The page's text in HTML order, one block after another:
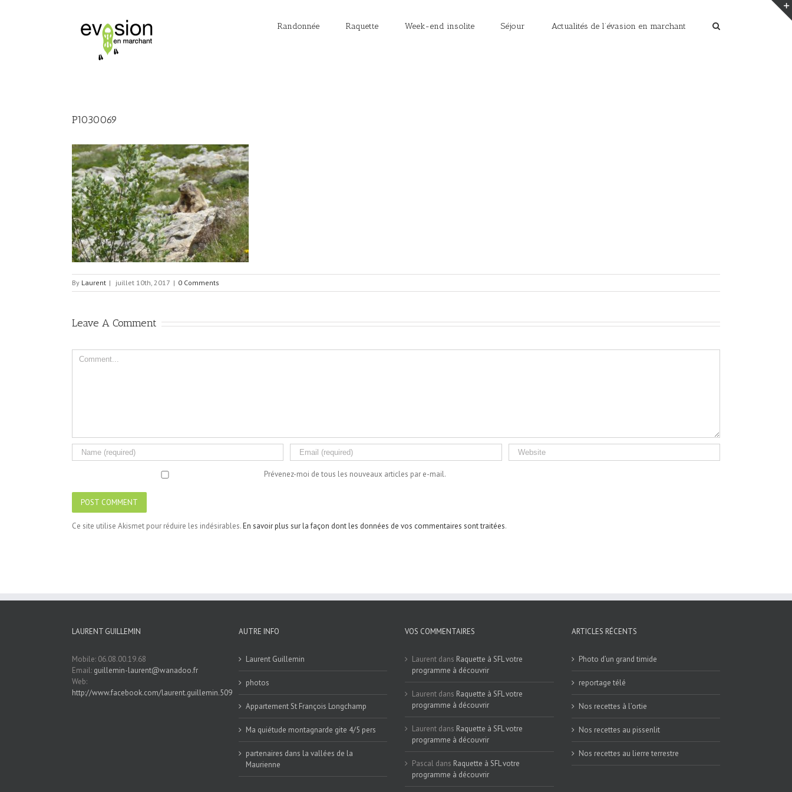
Randonnée Raquette Week-end insolite Séjour Actualités de l’évasion en marchant
P1030069
By Laurent | juillet 10th, 2017 | 0 Comments
Leave A Comment
Comment
Prévenez-moi de tous les nouveaux articles par e-mail.
Ce site utilise Akismet pour réduire les indésirables.En savoir plus sur la façon dont les données de vos commentaires sont traitées.
LAURENT GUILLEMIN
Mobile: 06.08.00.19.68
Email: guillemin-laurent@wanadoo.fr
Web:
http://www.facebook.com/laurent.guillemin.509
AUTRE INFO
Laurent Guillemin
photos
Appartement St François Longchamp
Ma quiétude montagnarde gite 4/5 pers
partenaires dans la vallées de la
Maurienne
VOS COMMENTAIRES
Laurent dans Raquette à SFL votre
programme à découvrir
Laurent dans Raquette à SFL votre
programme à découvrir
Laurent dans Raquette à SFL votre
programme à découvrir
Pascal dans Raquette à SFL votre
programme à découvrir
ARTICLES RÉCENTS
Photo d’un grand timide
reportage télé
Nos recettes à l’ortie
Nos recettes au pissenlit
Nos recettes au lierre terrestre